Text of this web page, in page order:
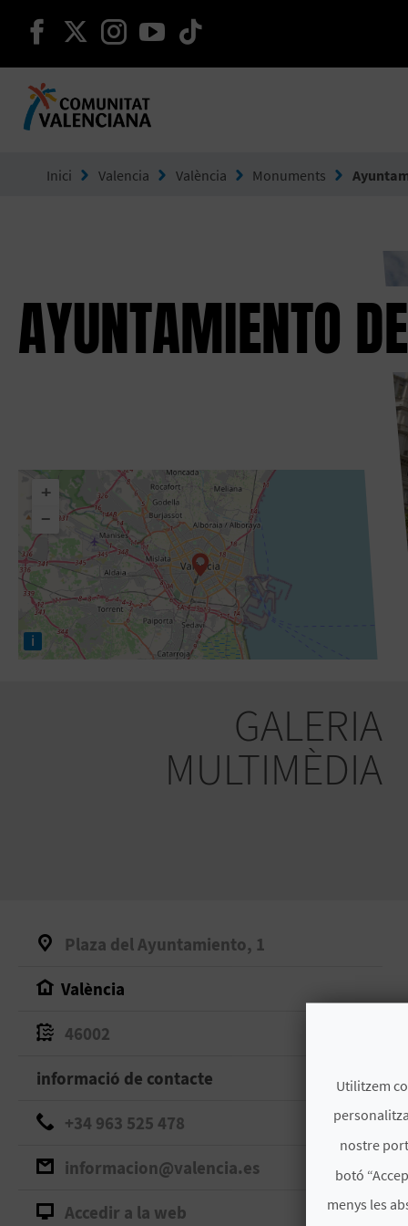
seguir en facebook
seguir en twitter
seguir en instagram
seguir en youtube
Inici Valencia València Monuments
AYUNTAMIENTO
+
−
i
GALERIA
MULTIMÈDIA
Plaza del Ayuntamiento, 1
València
46002
informació de contacte
+34 963 525 478
informacion@valencia.es
Accedir a la web
Utilitzem
nostre
botó
menys les